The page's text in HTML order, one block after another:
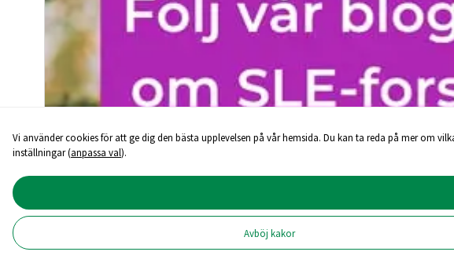
Vi använder cookies för att ge dig den bästa upplevelsen på vår hemsida. Du kan ta reda på mer om
inställningar (anpassa val).
Avböj kakor